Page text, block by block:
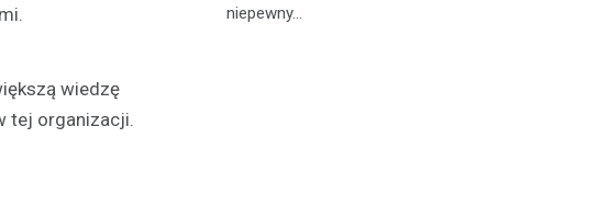
wiedzę
tej organizacji.
że…
niepewny…